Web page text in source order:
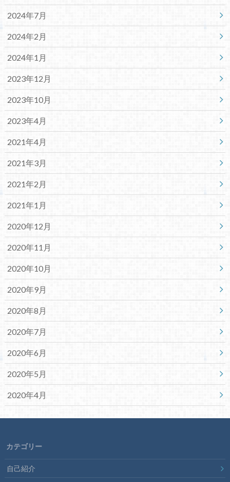
2024年7月
2024年2月
2024年1月
2023年12月
2023年10月
2023年4月
2021年4月
2021年3月
2021年2月
2021年1月
2020年12月
2020年11月
2020年10月
2020年9月
2020年8月
2020年7月
2020年6月
2020年5月
2020年4月
カテゴリー
自己紹介